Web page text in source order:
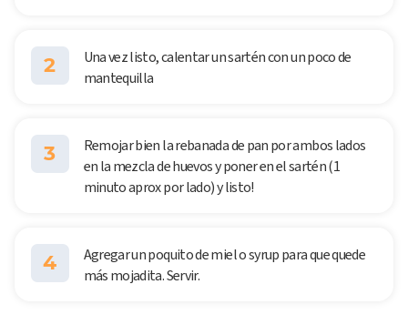
2
Una vez listo, calentar un sartén con un poco de
mantequilla
3
Remojar bien la rebanada de pan por ambos lados
en la mezcla de huevos y poner en el sartén (1
minuto aprox por lado) y listo!
4
Agregar un poquito de miel o syrup para que quede
más mojadita. Servir.